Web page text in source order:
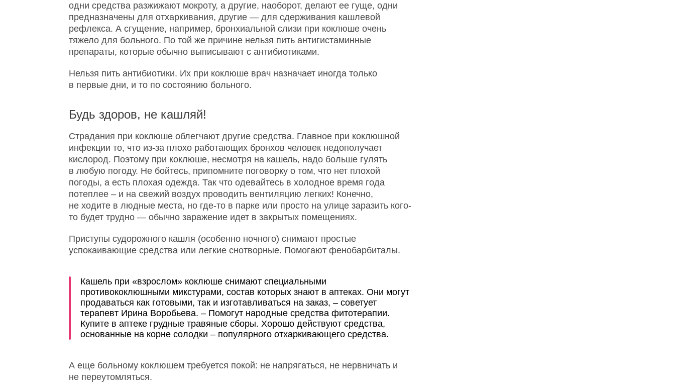
одни средства разжижают мокроту, а другие, наоборот, делают ее гуще, одни
предназначены для отхаркивания, другие — для сдерживания кашлевой
рефлекса. А сгущение, например, бронхиальной слизи при коклюше очень
тяжело для больного. По той же причине нельзя пить антигистаминные
препараты, которые обычно выписывают с антибиотиками.
Нельзя пить антибиотики. Их при коклюше врач назначает иногда только
в первые дни, и то по состоянию больного.
Будь здоров, не кашляй!
Страдания при коклюше облегчают другие средства. Главное при коклюшной
инфекции то, что из-за плохо работающих бронхов человек недополучает
кислород. Поэтому при коклюше, несмотря на кашель, надо больше гулять
в любую погоду. Не бойтесь, припомните поговорку о том, что нет плохой
погоды, а есть плохая одежда. Так что одевайтесь в холодное время года
потеплее – и на свежий воздух проводить вентиляцию легких! Конечно,
не ходите в людные места, но где-то в парке или просто на улице заразить кого-
то будет трудно — обычно заражение идет в закрытых помещениях.
Приступы судорожного кашля (особенно ночного) снимают простые
успокаивающие средства или легкие снотворные. Помогают фенобарбиталы.
Кашель при «взрослом» коклюше снимают специальными
противококлюшными микстурами, состав которых знают в аптеках. Они могут
продаваться как готовыми, так и изготавливаться на заказ, – советует
терапевт Ирина Воробьева. – Помогут народные средства фитотерапии.
Купите в аптеке грудные травяные сборы. Хорошо действуют средства,
основанные на корне солодки – популярного отхаркивающего средства.
А еще больному коклюшем требуется покой: не напрягаться, не нервничать и
не переутомляться.